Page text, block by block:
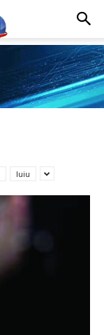
Iuiu